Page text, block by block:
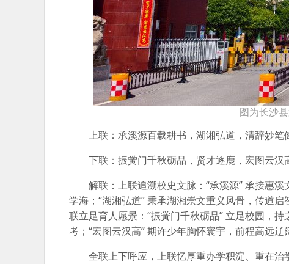
图为长沙
上联：承溪源百载耕书，湖湘弘道，清辞妙笔
下联：振黉门千秋砺品，贤才逐鹿，宏图云汉
解联：上联追溯校史文脉：“承溪源” 承接惠
学海；“湖湘弘道” 秉承湖湘崇文重义风骨，传道
联立足育人愿景：“振黉门千秋砺品” 立足校园，
考；“宏图云汉高” 期许少年胸怀寰宇，前程高远辽
全联上下呼应，上联忆厚重办学积淀、重在